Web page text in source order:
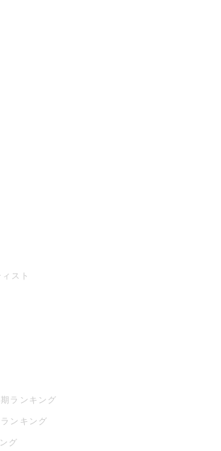
スト
ランキング
ンキング
グ